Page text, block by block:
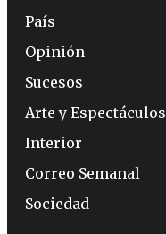
País
Opinión
Sucesos
Arte y Espectáculos
Interior
Correo Semanal
Sociedad